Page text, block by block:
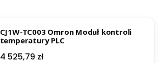
CJ1W-TC003 Omron Moduł kontroli
temperatury PLC
Cena
4 525,79 zł